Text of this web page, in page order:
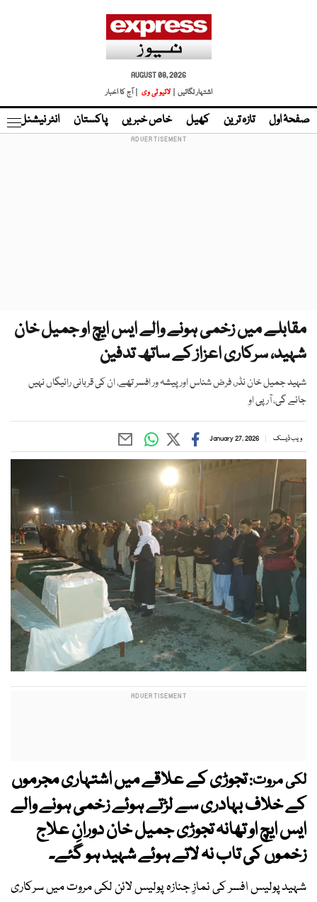
AUGUST 08, 2026
اشتہار لگائیں |
لائیو ٹی وی | آج کا اخبار
صفحۂ اول تازہ ترین کھیل خاص خبریں پاکستان انٹر نیشنل
مقابلے میں زخمی ہونے والے ایس ایچ او جمیل خان
شہید، سرکاری اعزاز کے ساتھ تدفین
شہید جمیل خان نڈر، فرض شناس اور پیشہ ور افسر تھے، ان کی قربانی رائیگاں نہیں
جائے گی، آر پی او
ویب ڈیسک January 27, 2026
لکی مروت:تجوڑی کے علاقے میں اشتہاری مجرموں
کے خلاف بہادری سے لڑتے ہوئے زخمی ہونے والے
ایس ایچ او تھانہ تجوڑی جمیل خان دورانِ علاج
زخموں کی تاب نہ لاتے ہوئے شہید ہو گئے۔
شہید پولیس افسر کی نمازِ جنازہ پولیس لائن لکی مروت میں سرکاری